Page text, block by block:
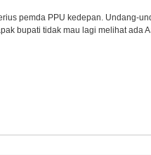
pemda PPU kedepan. Undang-
bupati tidak mau lagi melihat ada